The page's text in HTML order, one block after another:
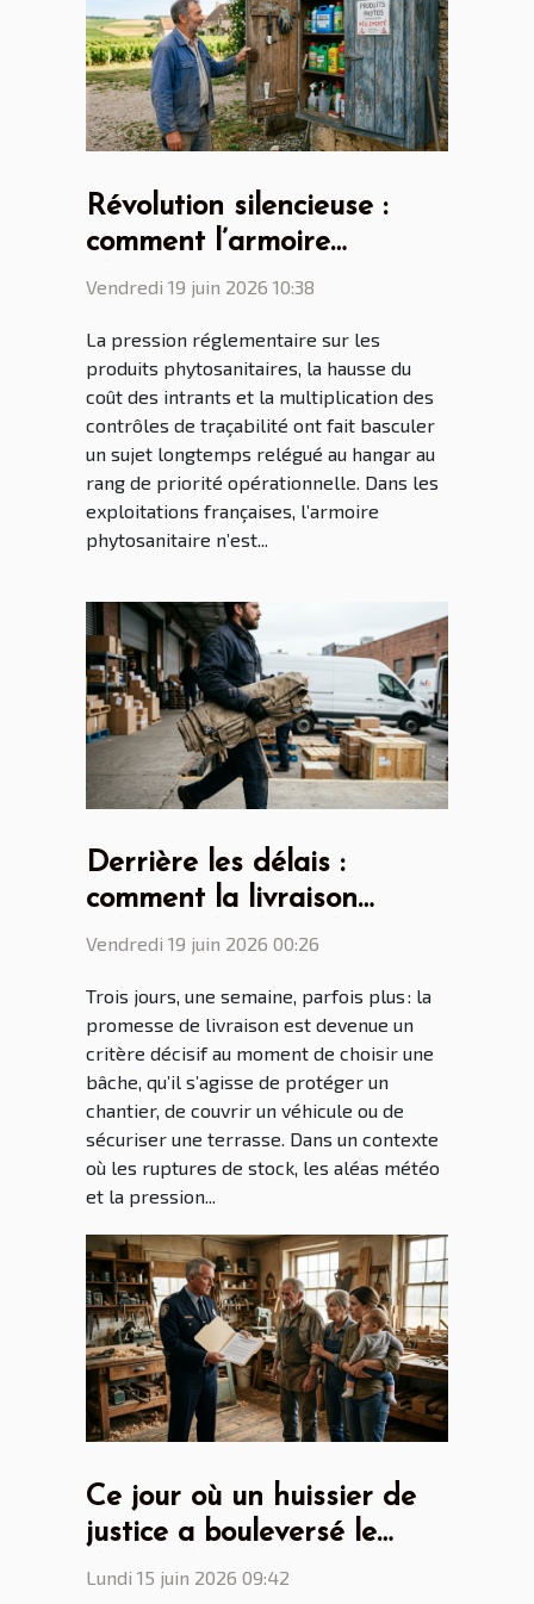
Révolution silencieuse :
comment l’armoire
phytosanitaire transforme
agriculteurs français
Vendredi 19 juin 2026 10:38
La pression réglementaire sur les
produits phytosanitaires, la hausse du
coût des intrants et la multiplication des
contrôles de traçabilité ont fait basculer
un sujet longtemps relégué au hangar au
rang de priorité opérationnelle. Dans les
exploitations françaises, l’armoire
phytosanitaire n’est...
Derrière les délais :
comment la livraison
influence le choix de votre
Vendredi 19 juin 2026 00:26
Trois jours, une semaine, parfois plus : la
promesse de livraison est devenue un
critère décisif au moment de choisir une
bâche, qu’il s’agisse de protéger un
chantier, de couvrir un véhicule ou de
sécuriser une terrasse. Dans un contexte
où les ruptures de stock, les aléas météo
et la pression...
Ce jour où un huissier de
justice a bouleversé le
destin d’une entreprise
Lundi 15 juin 2026 09:42